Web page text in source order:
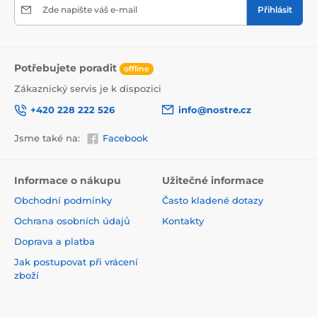
tapety vhodné do jakékoli místnosti. Barvy splňují
přísné normy a mají VOC i GREENGUARD GOLD
vodní bázi, což zaručuje jejich zdravotní nezávadnost.
Zde napište váš e-mail Přihlásit
Potřebujete poradit offline
Zákaznický servis je k dispozici
+420 228 222 526
info@nostre.cz
Jsme také na: Facebook
Informace o nákupu
Obchodní podmínky
Ochrana osobních údajů
Doprava a platba
Jak postupovat při vrácení
zboží
Užitečné informace
Často kladené dotazy
Kontakty